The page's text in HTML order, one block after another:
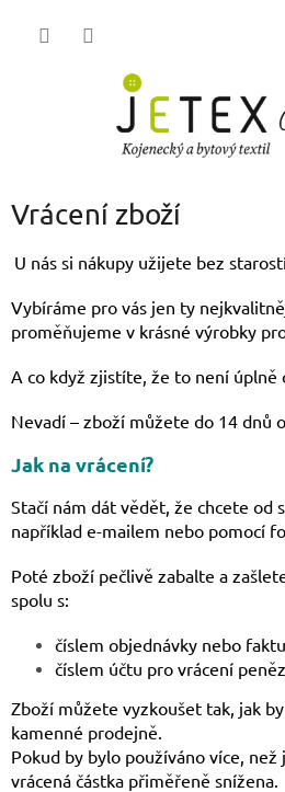
Vrácení zboží
U nás si nákupy užijete bez
Vybíráme pro vás jen ty
proměňujeme v krásné výrobky
A co když zjistíte, že to není úplně
Nevadí – zboží můžete do 14 dnů
Jak na vrácení?
Stačí nám dát vědět, že chcete od
například e-mailem nebo pomocí
Poté zboží pečlivě zabalte a
spolu s:
číslem objednávky nebo
číslem účtu pro vrácení peněz
Zboží můžete vyzkoušet tak, jak
kamenné prodejně.
Pokud by bylo používáno více,
vrácená částka přiměřeně snížena.